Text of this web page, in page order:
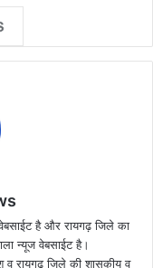
है और रायगढ़ जिले का
न्यूज वेबसाईट है।
रायगढ़ जिले की शासकीय व